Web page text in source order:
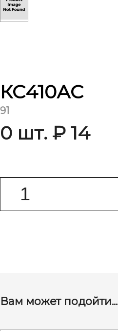
КС410АС
91
0 шт. ₽ 14
Вам может подойти...